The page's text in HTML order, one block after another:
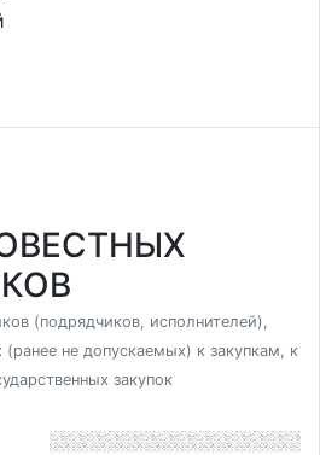
(подрядчиков, исполнителей),
не допускаемых) к закупкам, к
закупок